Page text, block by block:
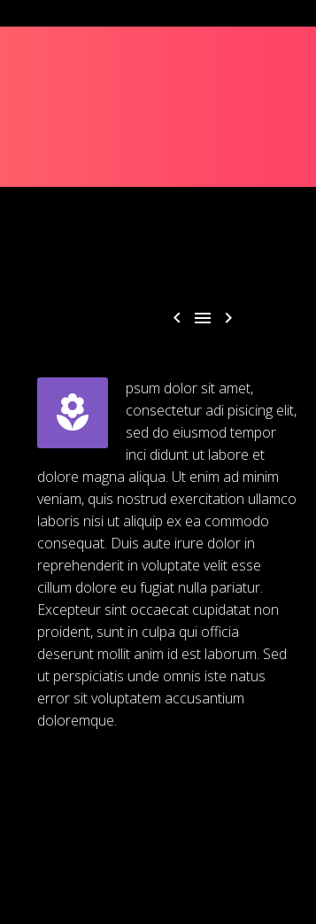
  


psum dolor sit amet,
consectetur adi pisicing elit,
sed do eiusmod tempor
inci didunt ut labore et
dolore magna aliqua. Ut enim ad minim
veniam, quis nostrud exercitation ullamco
laboris nisi ut aliquip ex ea commodo
consequat. Duis aute irure dolor in
reprehenderit in voluptate velit esse
cillum dolore eu fugiat nulla pariatur.
Excepteur sint occaecat cupidatat non
proident, sunt in culpa qui officia
deserunt mollit anim id est laborum. Sed
ut perspiciatis unde omnis iste natus
error sit voluptatem accusantium
doloremque.